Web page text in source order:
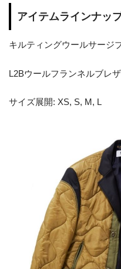
アイテムラインナッ
キルティングウールサージ
L2Bウールフランネルブレ
サイズ展開: XS, S, M, L